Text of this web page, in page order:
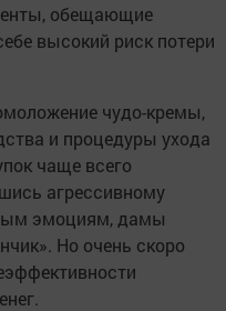
обещающие
высокий риск потери
чудо-кремы,
и процедуры ухода
чаще всего
агрессивному
эмоциям, дамы
Но очень скоро